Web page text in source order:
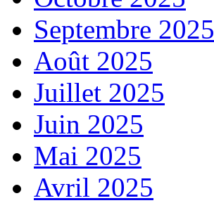
Septembre 2025
Août 2025
Juillet 2025
Juin 2025
Mai 2025
Avril 2025